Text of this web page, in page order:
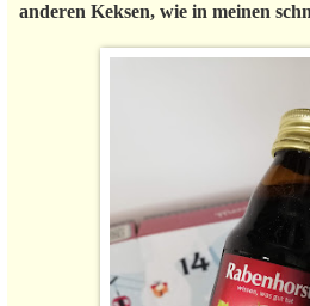
anderen Keksen, wie in meinen